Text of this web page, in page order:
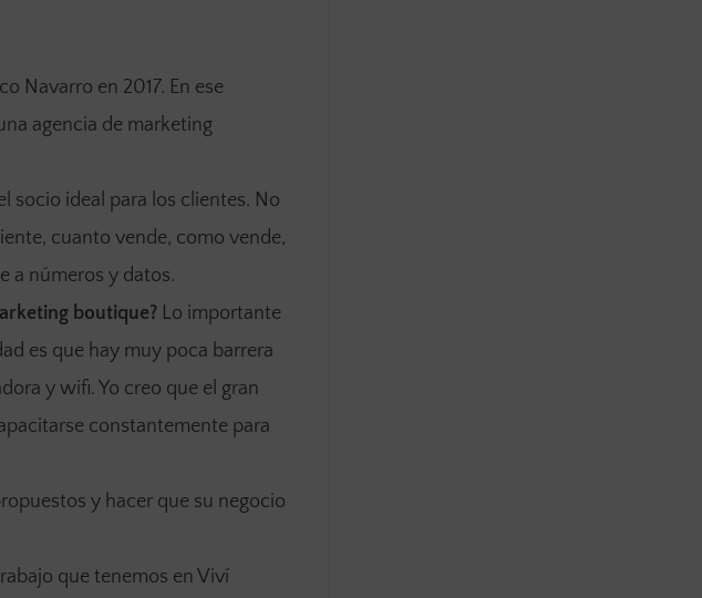
Navarro en 2017. En ese
agencia de marketing
socio ideal para los clientes. No
cuanto vende, como vende,
a números y datos.
boutique? Lo importante
es que hay muy poca barrera
y wifi. Yo creo que el gran
constantemente para
y hacer que su negocio
que tenemos en Viví